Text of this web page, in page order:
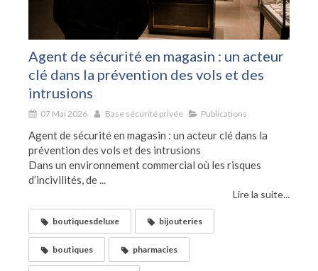
Agent de sécurité en magasin : un acteur
clé dans la prévention des vols et des
intrusions
07 Mai 2026 Base sécurité privée Publications
Agent de sécurité en magasin : un acteur clé dans la
prévention des vols et des intrusions
Dans un environnement commercial où les risques
d’incivilités, de ...
Lire la suite...
boutiquesdeluxe bijouteries
boutiques pharmacies